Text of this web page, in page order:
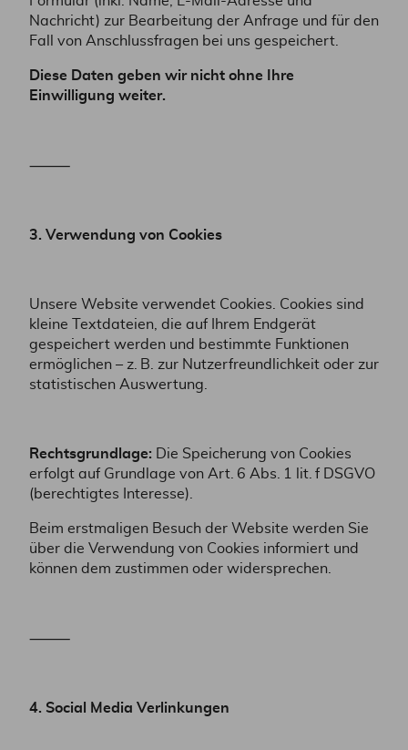
Nachricht) zur Bearbeitung der Anfrage und für den
Fall von Anschlussfragen bei uns gespeichert.
Diese Daten geben wir nicht ohne Ihre
Einwilligung weiter.
⸻
3. Verwendung von Cookies
Unsere Website verwendet Cookies. Cookies sind
kleine Textdateien, die auf Ihrem Endgerät
gespeichert werden und bestimmte Funktionen
ermöglichen – z. B. zur Nutzerfreundlichkeit oder zur
statistischen Auswertung.
Rechtsgrundlage: Die Speicherung von Cookies
erfolgt auf Grundlage von Art. 6 Abs. 1 lit. f DSGVO
(berechtigtes Interesse).
Beim erstmaligen Besuch der Website werden Sie
über die Verwendung von Cookies informiert und
können dem zustimmen oder widersprechen.
⸻
4. Social Media Verlinkungen